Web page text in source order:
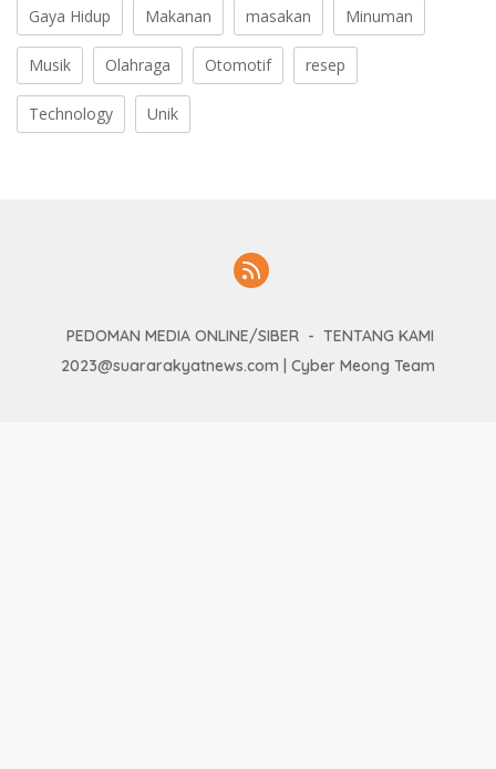
Gaya Hidup Makanan masakan Minuman
Musik Olahraga Otomotif resep
Technology Unik
PEDOMAN MEDIA ONLINE/SIBER
TENTANG KAMI
2023@suararakyatnews.com | Cyber Meong Team